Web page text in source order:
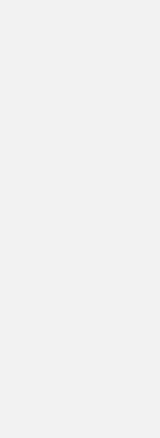
Le Salon du